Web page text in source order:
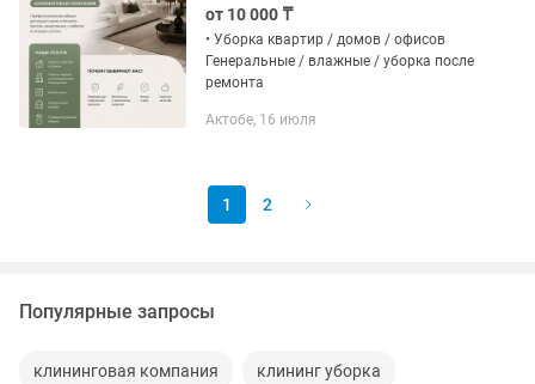
от 10 000 ₸
• Уборка квартир / домов / офисов
Генеральные / влажные / уборка после
ремонта
Актобе, 16 июля
1 2
Популярные запросы
клининговая компания клининг уборка